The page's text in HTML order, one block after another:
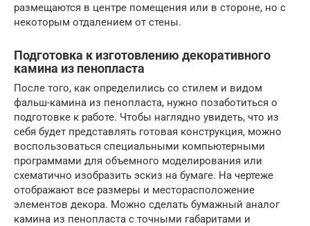
размещаются в центре помещения или в стороне, но с
некоторым отдалением от стены.
Подготовка к изготовлению декоративного
камина из пенопласта
После того, как определились со стилем и видом
фальш-камина из пенопласта, нужно позаботиться о
подготовке к работе. Чтобы наглядно увидеть, что из
себя будет представлять готовая конструкция, можно
воспользоваться специальными компьютерными
программами для объемного моделирования или
схематично изобразить эскиз на бумаге. На чертеже
отображают все размеры и месторасположение
элементов декора. Можно сделать бумажный аналог
камина из пенопласта с точными габаритами и